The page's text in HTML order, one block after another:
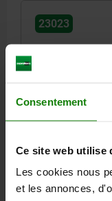
Consentement
Ce site web utilise
Les cookies nous
et les annonces,
23023
12,5 L=35
D1+D2=8
COUPLE NOMINAL